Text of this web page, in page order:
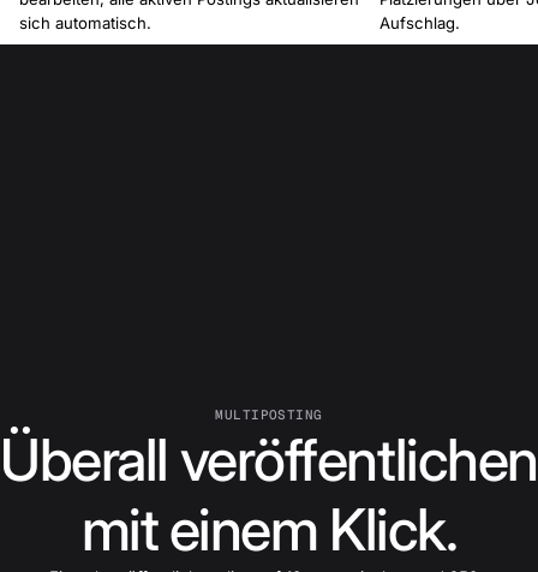
sich automatisch.
Aufschlag.
MULTIPOSTING
Überall veröffentlichen
mit einem Klick.